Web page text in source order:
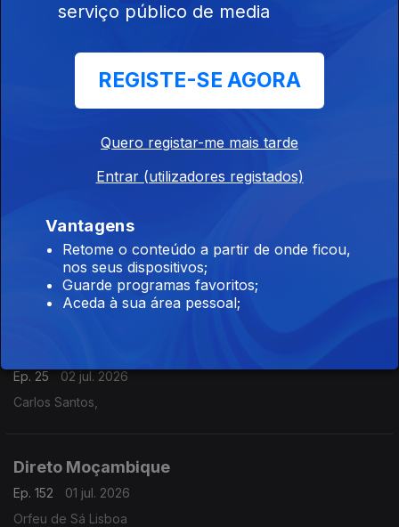
03 jul. 2026
Orfeu de Sá Lisboa
02 jul. 2026
Órfeu de Sá Lisboa
Direto Moçambique
02 jul. 2026
Orfeu de Sá Lisboa
Ep. 25
02 jul. 2026
Carlos Santos,
Direto Moçambique
Ep. 152
01 jul. 2026
Orfeu de Sá Lisboa
serviço público de media
REGISTE-SE AGORA
Quero registar-me mais tarde
Entrar (utilizadores registados)
Vantagens
Retome o conteúdo a partir de onde ficou,
nos seus dispositivos;
Guarde programas favoritos;
Aceda à sua área pessoal;